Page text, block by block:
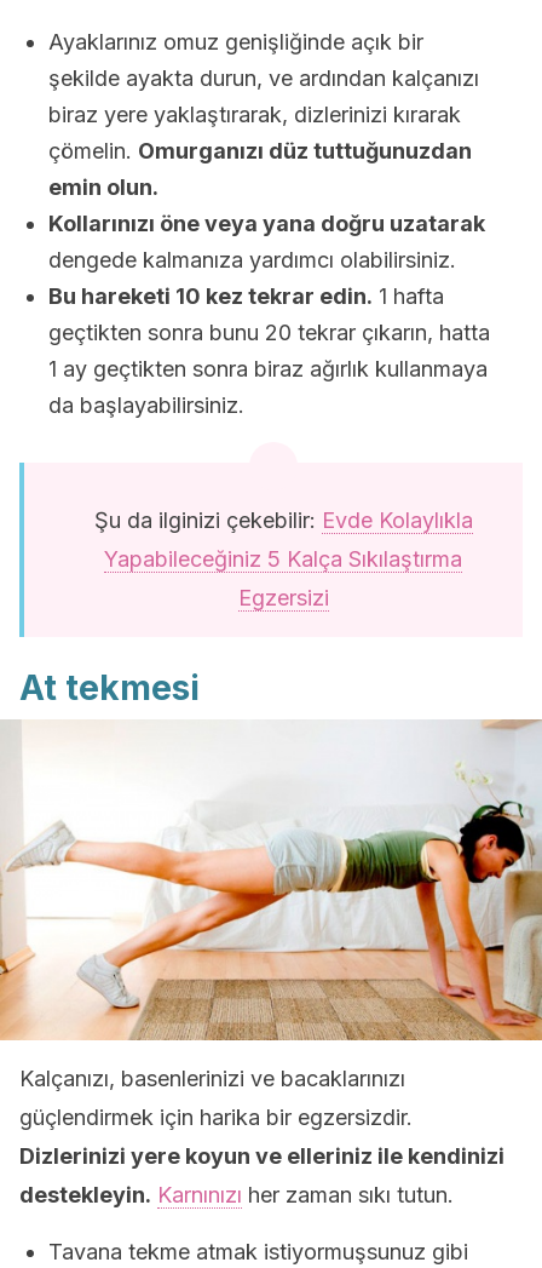
Ayaklarınız omuz genişliğinde açık bir
şekilde ayakta durun, ve ardından kalçanızı
biraz yere yaklaştırarak, dizlerinizi kırarak
çömelin. Omurganızı düz tuttuğunuzdan
emin olun.
Kollarınızı öne veya yana doğru uzatarak
dengede kalmanıza yardımcı olabilirsiniz.
Bu hareketi 10 kez tekrar edin. 1 hafta
geçtikten sonra bunu 20 tekrar çıkarın, hatta
1 ay geçtikten sonra biraz ağırlık kullanmaya
da başlayabilirsiniz.
Şu da ilginizi çekebilir: Evde Kolaylıkla
Yapabileceğiniz 5 Kalça Sıkılaştırma
Egzersizi
At tekmesi
Kalçanızı, basenlerinizi ve bacaklarınızı
güçlendirmek için harika bir egzersizdir.
Dizlerinizi yere koyun ve elleriniz ile kendinizi
destekleyin. Karnınızı her zaman sıkı tutun.
Tavana tekme atmak istiyormuşsunuz gibi